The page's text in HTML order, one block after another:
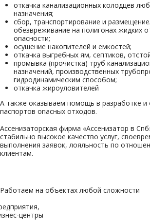
откачка канализационных колодцев
назначения;
сбор, транспортирование и
обезвреживание на полигонах жидких
опасности;
осушение накопителей и емкостей;
откачка выгребных ям, септиков,
промывка (прочистка) труб
назначений, производственных
гидродинамическим способом;
откачка жироуловителей
А также оказываем помощь в разработке
паспортов опасных отходов.
Ассенизаторская фирма «Ассенизатор в
стабильно высокое качество услуг,
выполнения заявок, лояльность по
клиентам.
Работаем на объектах любой сложности
центры